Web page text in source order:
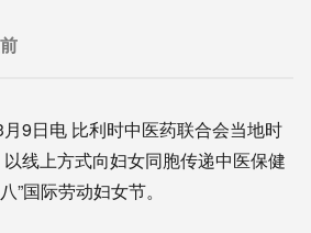
日电 比利时中医药联合会当地时
线上方式向妇女同胞传递中医保健
”国际劳动妇女节。